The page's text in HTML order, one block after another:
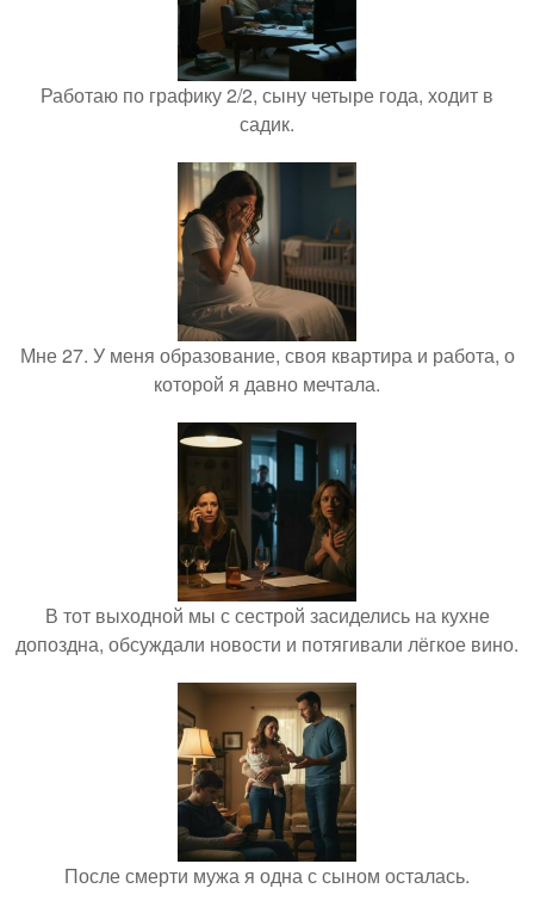
Работаю по графику 2/2, сыну четыре года, ходит в
садик.
Мне 27. У меня образование, своя квартира и работа, о
которой я давно мечтала.
В тот выходной мы с сестрой засиделись на кухне
допоздна, обсуждали новости и потягивали лёгкое вино.
После смерти мужа я одна с сыном осталась.